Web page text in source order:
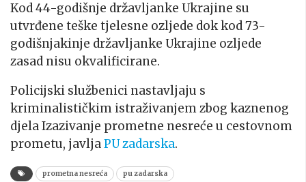
Kod 44-godišnje državljanke Ukrajine su
utvrđene teške tjelesne ozljede dok kod 73-
godišnjakinje državljanke Ukrajine ozljede
zasad nisu okvalificirane.
Policijski službenici nastavljaju s
kriminalističkim istraživanjem zbog kaznenog
djela Izazivanje prometne nesreće u cestovnom
prometu, javljaPU zadarska.
prometna nesreća pu zadarska